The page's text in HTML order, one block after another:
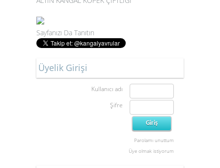
Sayfanızı Da Tanıtın
Üyelik Girişi
Kullanıcı adı
Şifre
Parolamı unuttum
Üye olmak istiyorum